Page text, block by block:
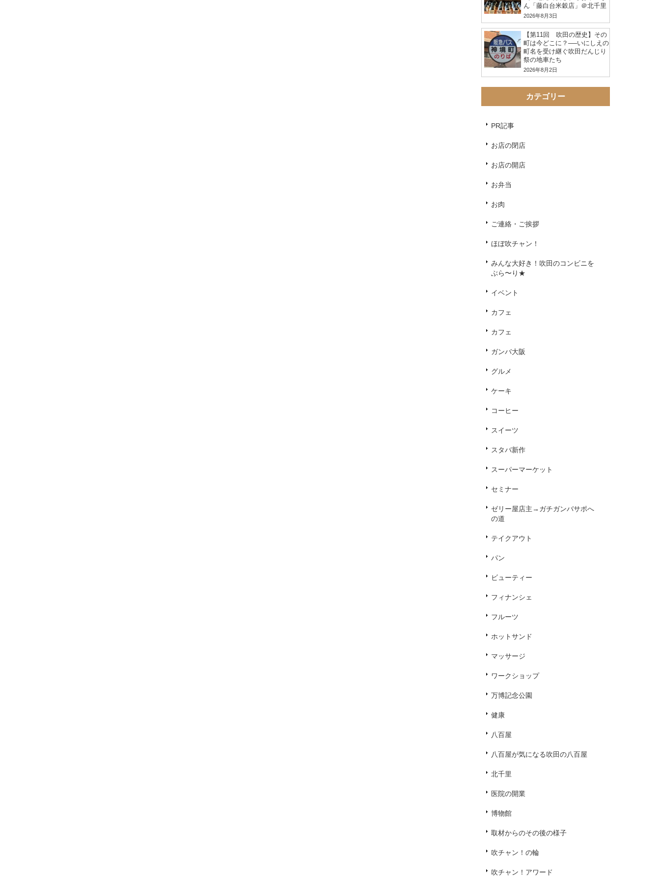
ん「藤白台米穀店」＠北千里
2026年8月3日
【第11回 吹田の歴史】その
町は今どこに？──いにしえの
町名を受け継ぐ吹田だんじり
祭の地車たち
2026年8月2日
カテゴリー
PR記事
お店の閉店
お店の開店
お弁当
お肉
ご連絡・ご挨拶
ほぼ吹チャン！
みんな大好き！吹田のコンビニを
ぶら〜り★
イベント
カフェ
カフェ
ガンバ大阪
グルメ
ケーキ
コーヒー
スイーツ
スタバ新作
スーパーマーケット
セミナー
ゼリー屋店主→ガチガンバサポへ
の道
テイクアウト
パン
ビューティー
フィナンシェ
フルーツ
ホットサンド
マッサージ
ワークショップ
万博記念公園
健康
八百屋
八百屋が気になる吹田の八百屋
北千里
医院の開業
博物館
取材からのその後の様子
吹チャン！の輪
吹チャン！アワード